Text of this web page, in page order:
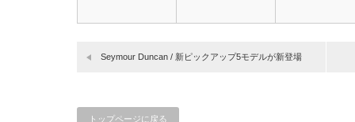
Seymour Duncan / 新ピックアップ5モデルが新登場
トップページに戻る